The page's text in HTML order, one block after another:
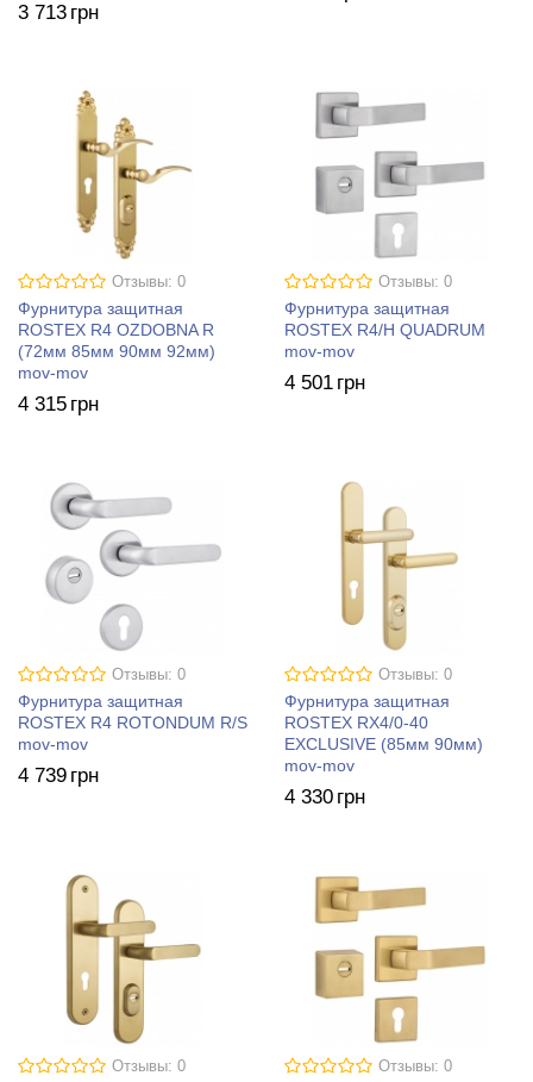
3 713 грн
Отзывы: 0
Фурнитура защитная
ROSTEX R4 OZDOBNA R
(72мм 85мм 90мм 92мм)
mov-mov
4 315 грн
Отзывы: 0
Фурнитура защитная
ROSTEX R4/H QUADRUM
mov-mov
4 501 грн
Отзывы: 0
Фурнитура защитная
ROSTEX R4 ROTONDUM R/S
mov-mov
4 739 грн
Отзывы: 0
Фурнитура защитная
ROSTEX RX4/0-40
EXСLUSIVE (85мм 90мм)
mov-mov
4 330 грн
Отзывы: 0 Отзывы: 0